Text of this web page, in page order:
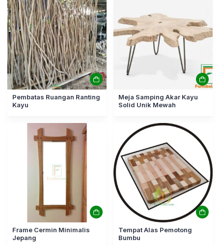
Pembatas Ruangan Ranting
Kayu
Meja Samping Akar Kayu
Solid Unik Mewah
Frame Cermin Minimalis
Jepang
Tempat Alas Pemotong
Bumbu